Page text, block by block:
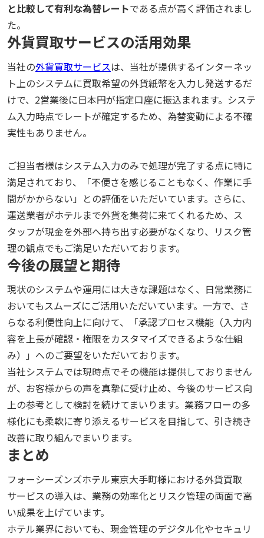
と比較して有利な為替レートである点が高く評価されまし
た。
外貨買取サービスの活用効果
当社の外貨買取サービスは、当社が提供するインターネッ
ト上のシステムに買取希望の外貨紙幣を入力し発送するだ
けで、2営業後に日本円が指定口座に振込まれます。システ
ム入力時点でレートが確定するため、為替変動による不確
実性もありません。
ご担当者様はシステム入力のみで処理が完了する点に特に
満足されており、「不便さを感じることもなく、作業に手
間がかからない」との評価をいただいています。さらに、
運送業者がホテルまで外貨を集荷に来てくれるため、ス
タッフが現金を外部へ持ち出す必要がなくなり、リスク管
理の観点でもご満足いただいております。
今後の展望と期待
現状のシステムや運用には大きな課題はなく、日常業務に
おいてもスムーズにご活用いただいています。一方で、さ
らなる利便性向上に向けて、「承認プロセス機能（入力内
容を上長が確認・権限をカスタマイズできるような仕組
み）」へのご要望をいただいております。
当社システムでは現時点でその機能は提供しておりません
が、お客様からの声を真摯に受け止め、今後のサービス向
上の参考として検討を続けてまいります。業務フローの多
様化にも柔軟に寄り添えるサービスを目指して、引き続き
改善に取り組んでまいります。
まとめ
フォーシーズンズホテル東京大手町様における外貨買取
サービスの導入は、業務の効率化とリスク管理の両面で高
い成果を上げています。
ホテル業界においても、現金管理のデジタル化やセキュリ